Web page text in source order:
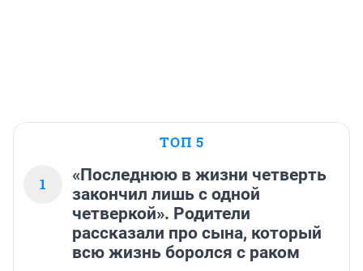
ТОП 5
1
«Последнюю в жизни четверть
закончил лишь с одной
четверкой». Родители
рассказали про сына, который
всю жизнь боролся с раком